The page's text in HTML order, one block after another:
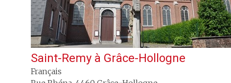
Saint-Remy à Grâce-Hollogne
Français